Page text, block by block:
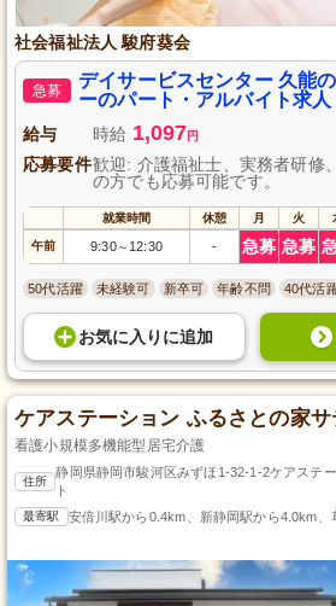
社会福祉法人 駿府葵会
急募
デイサービスセンター 久能
ーのパート・アルバイト求人
給与 時給 1,097円
応募要件歓迎: 介護福祉士、実務者研修
の方でも応募可能です。
就業時間 休憩 月 火
午前 9:30～ 12:30 - 急募 急募
50代活躍 未経験可 新卒可 年齢不問 40代活
お気に入り に追加
ケアステーション ふるさとの家
看護小規模多機能型居宅介護
住所
静岡県静岡市駿河区みずほ1-32-1-2ケアステ
ト
最寄駅 安倍川駅から0.4km、新静岡駅から4.0km、